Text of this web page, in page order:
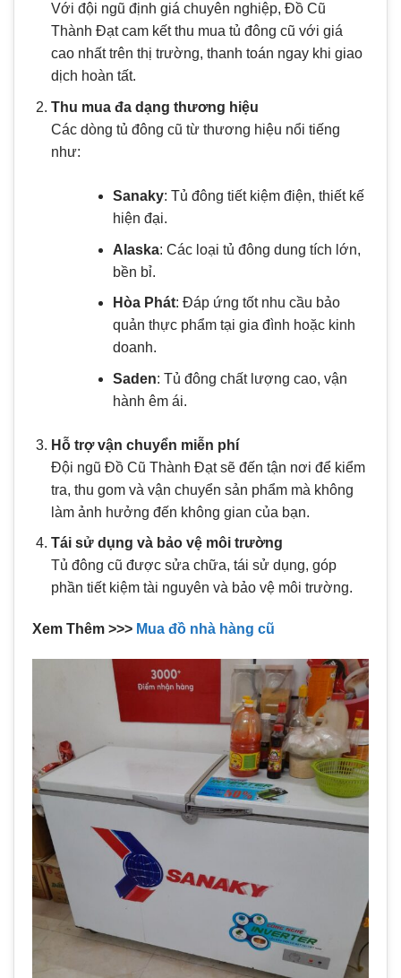
Với đội ngũ định giá chuyên nghiệp, Đồ Cũ
Thành Đạt cam kết thu mua tủ đông cũ với giá
cao nhất trên thị trường, thanh toán ngay khi giao
dịch hoàn tất.
Thu mua đa dạng thương hiệu
Các dòng tủ đông cũ từ thương hiệu nổi tiếng
như:
Sanaky: Tủ đông tiết kiệm điện, thiết kế
hiện đại.
Alaska: Các loại tủ đông dung tích lớn,
bền bỉ.
Hòa Phát: Đáp ứng tốt nhu cầu bảo
quản thực phẩm tại gia đình hoặc kinh
doanh.
Saden: Tủ đông chất lượng cao, vận
hành êm ái.
Hỗ trợ vận chuyển miễn phí
Đội ngũ Đồ Cũ Thành Đạt sẽ đến tận nơi để kiểm
tra, thu gom và vận chuyển sản phẩm mà không
làm ảnh hưởng đến không gian của bạn.
Tái sử dụng và bảo vệ môi trường
Tủ đông cũ được sửa chữa, tái sử dụng, góp
phần tiết kiệm tài nguyên và bảo vệ môi trường.
Xem Thêm >>> Mua đồ nhà hàng cũ